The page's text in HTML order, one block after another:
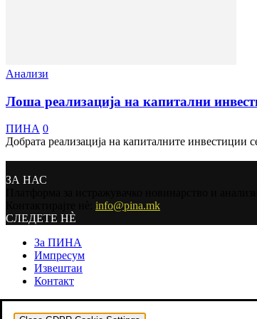
Анализи
Лоша реализација на капитални
ПИНА 0
Добрата реализација на капиталните инвестиции
ЗА НАС
info@pina.mk
СЛЕДЕТЕ НЀ
За ПИНА
Импресум
Извештаи
Контакт